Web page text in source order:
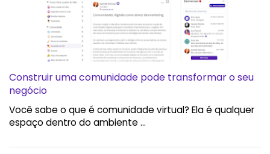
Construir uma comunidade pode transformar o seu
negócio
Você sabe o que é comunidade virtual? Ela é qualquer
espaço dentro do ambiente …